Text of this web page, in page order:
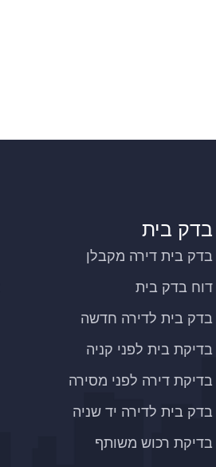
בדק בית
בדק בית דירה מקבלן
דוח בדק בית
בדק בית לדירה חדשה
בדיקת בית לפני קניה
בדיקת דירה לפני מסירה
בדק בית לדירה יד שניה
בדיקת רכוש משותף